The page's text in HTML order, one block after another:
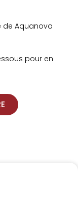
de Aquanova
pour en